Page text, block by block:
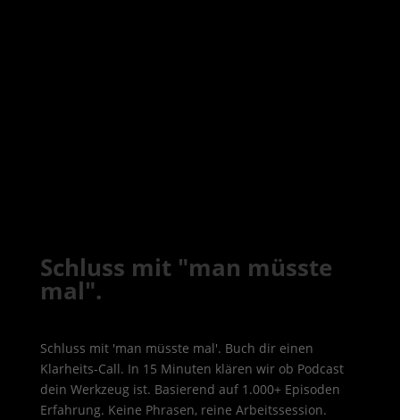
Schluss mit "man müsste
mal".
Schluss mit 'man müsste mal'. Buch dir einen
Klarheits-Call. In 15 Minuten klären wir ob Podcast
dein Werkzeug ist. Basierend auf 1.000+ Episoden
Erfahrung. Keine Phrasen, reine Arbeitssession.